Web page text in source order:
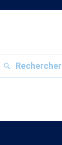
Rechercher